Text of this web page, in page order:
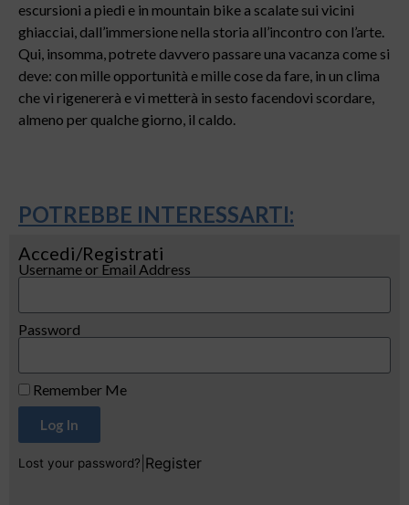
escursioni a piedi e in mountain bike a scalate sui vicini
ghiacciai, dall’immersione nella storia all’incontro con l’arte.
Qui, insomma, potrete davvero passare una vacanza come si
deve: con mille opportunità e mille cose da fare, in un clima
che vi rigenererà e vi metterà in sesto facendovi scordare,
almeno per qualche giorno, il caldo.
POTREBBE INTERESSARTI:
Accedi/Registrati
Username or Email Address
Password
Remember Me
Log In
Lost your password? Register